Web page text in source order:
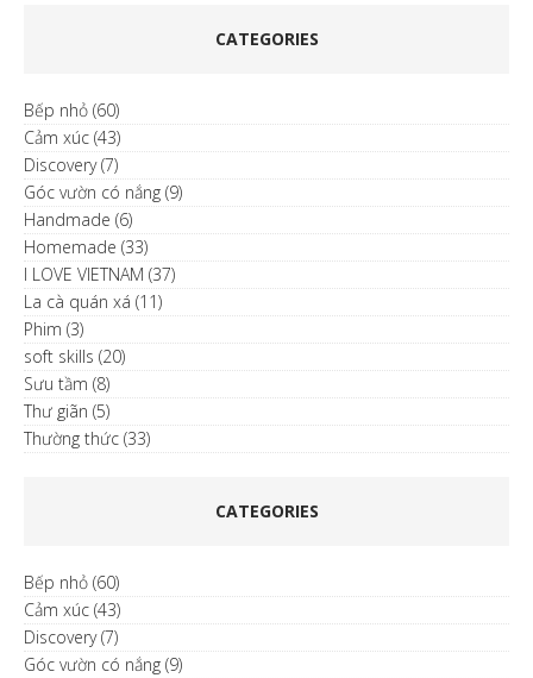
CATEGORIES
Bếp nhỏ (60)
Cảm xúc (43)
Discovery(7)
Góc vườn có nắng (9)
Handmade (6)
Homemade (33)
I LOVE VIETNAM (37)
La cà quán xá (11)
Phim (3)
soft skills (20)
Sưu tầm (8)
Thư giãn (5)
Thường thức (33)
CATEGORIES
Bếp nhỏ (60)
Cảm xúc (43)
Discovery(7)
Góc vườn có nắng (9)